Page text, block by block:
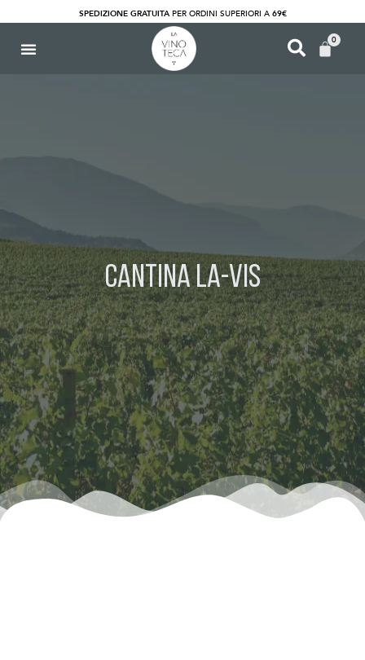
SPEDIZIONE GRATUITAPER ORDINI SUPERIORI A 69€
0
CantinaLa-Vis